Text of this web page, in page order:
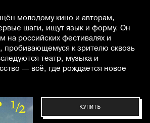
молодому кино и авторам,
шаги, ищут язык и форму. Он
на российских фестивалях и
пробивающемуся к зрителю сквозь
театр, музыка и
— всё, где рождается новое
КУПИТЬ